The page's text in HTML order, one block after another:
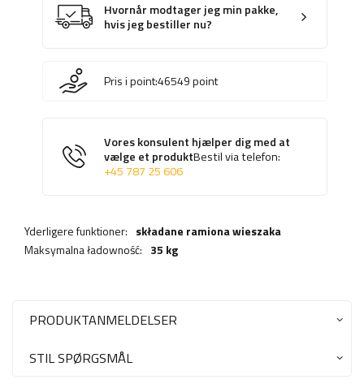
Hvornår modtager jeg min pakke,
hvis jeg bestiller nu?
Pris i point:46549point
Vores konsulent hjælper dig med at
vælge et produktBestil via telefon:
+45 787 25 606
Yderligere funktioner: składane ramiona wieszaka
Maksymalna ładowność: 35 kg
PRODUKTANMELDELSER
STIL SPØRGSMÅL